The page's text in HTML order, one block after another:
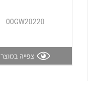
לכל מוצרי היצרן
00GW20220
צפייה במוצר